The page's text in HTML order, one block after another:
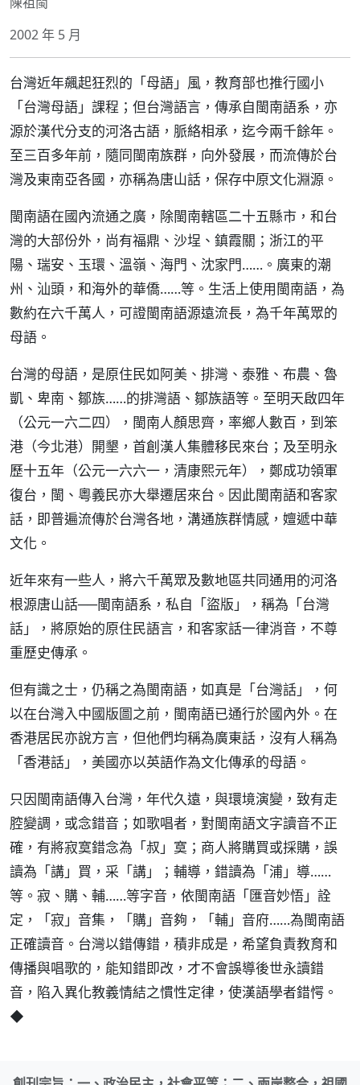
2002 年 5 月
台灣近年飆起狂烈的「母語」風，教育部也推行國小
「台灣母語」課程；但台灣語言，傳承自閩南語系，亦
源於漢代分支的河洛古語，脈絡相承，迄今兩千餘年。
至三百多年前，隨同閩南族群，向外發展，而流傳於台
灣及東南亞各國，亦稱為唐山話，保存中原文化淵源。
閩南語在國內流通之廣，除閩南轄區二十五縣市，和台
灣的大部份外，尚有福鼎、沙埕、鎮霞關；浙江的平
陽、瑞安、玉環、溫嶺、海門、沈家門……。廣東的潮
州、汕頭，和海外的華僑……等。生活上使用閩南語，為
數約在六千萬人，可證閩南語源遠流長，為千年萬眾的
母語。
台灣的母語，是原住民如阿美、排灣、泰雅、布農、魯
凱、卑南、鄒族……的排灣語、鄒族語等。至明天啟四年
（公元一六二四），閩南人顏思齊，率鄉人數百，到笨
港（今北港）開墾，首創漢人集體移民來台；及至明永
歷十五年（公元一六六一，清康熙元年），鄭成功領軍
復台，閩、粵義民亦大舉遷居來台。因此閩南語和客家
話，即普遍流傳於台灣各地，溝通族群情感，嬗遞中華
文化。
近年來有一些人，將六千萬眾及數地區共同通用的河洛
根源唐山話──閩南語系，私自「盜版」，稱為「台灣
話」，將原始的原住民語言，和客家話一律消音，不尊
重歷史傳承。
但有識之士，仍稱之為閩南語，如真是「台灣話」，何
以在台灣入中國版圖之前，閩南語已通行於國內外。在
香港居民亦說方言，但他們均稱為廣東話，沒有人稱為
「香港話」，美國亦以英語作為文化傳承的母語。
只因閩南語傳入台灣，年代久遠，與環境演變，致有走
腔變調，或念錯音；如歌唱者，對閩南語文字讀音不正
確，有將寂寞錯念為「叔」寞；商人將購買或採購，誤
讀為「講」買，采「講」；輔導，錯讀為「浦」導……
等。寂、購、輔……等字音，依閩南語「匯音妙悟」詮
定，「寂」音集，「購」音夠，「輔」音府……為閩南語
正確讀音。台灣以錯傳錯，積非成是，希望負責教育和
傳播與唱歌的，能知錯即改，才不會誤導後世永讀錯
音，陷入異化教義情結之慣性定律，使漢語學者錯愕。
◆